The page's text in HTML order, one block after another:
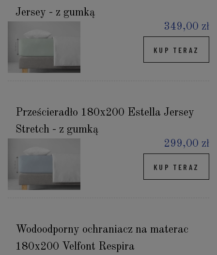
Jersey - z gumką
349,00 zł
KUP TERAZ
Prześcieradło 180x200 Estella Jersey
Stretch - z gumką
299,00 zł
KUP TERAZ
Wodoodporny ochraniacz na materac
180x200 Velfont Respira